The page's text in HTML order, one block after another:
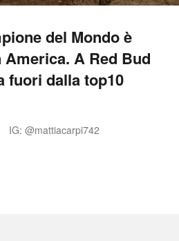
del Mondo è
A Red Bud
fuori dalla top10
IG: @mattiacarpi742